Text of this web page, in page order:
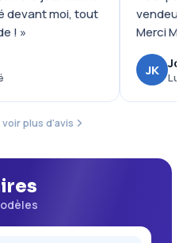
devant moi, tout
! »
Merci
JK
plus d'avis